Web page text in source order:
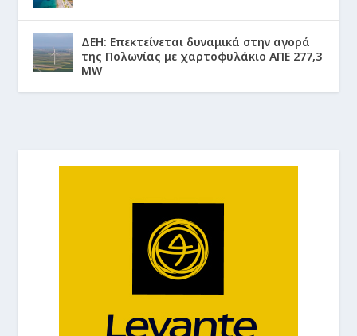
ΔΕΗ: Επεκτείνεται δυναμικά στην αγορά
της Πολωνίας με χαρτοφυλάκιο ΑΠΕ 277,3
MW